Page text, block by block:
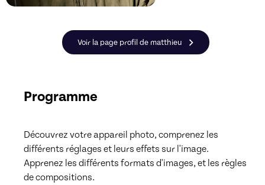
Voir la page profil de matthieu
Programme
Découvrez votre appareil photo, comprenez les
différents réglages et leurs effets sur l'image.
Apprenez les différents formats d'images, et les règles
de compositions.